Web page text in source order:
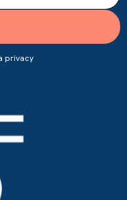
privacy